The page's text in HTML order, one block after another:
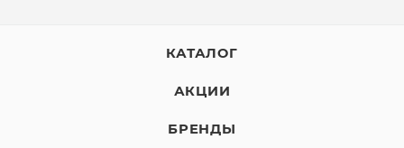
КАТАЛОГ
АКЦИИ
БРЕНДЫ